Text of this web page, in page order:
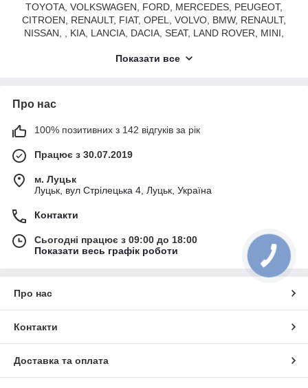
TOYOTA, VOLKSWAGEN, FORD, MERCEDES, PEUGEOT,
CITROEN, RENAULT, FIAT, OPEL, VOLVO, BMW, RENAULT,
NISSAN, , KIA, LANCIA, DACIA, SEAT, LAND ROVER, MINI,
MITSUBISHI та інші.
Показати все
Про нас
100% позитивних з 142 відгуків за рік
Працює з 30.07.2019
м. Луцьк
Луцьк, вул Стрілецька 4, Луцьк, Україна
Контакти
Сьогодні працює з 09:00 до 18:00
Показати весь графік роботи
Про нас
Контакти
Доставка та оплата